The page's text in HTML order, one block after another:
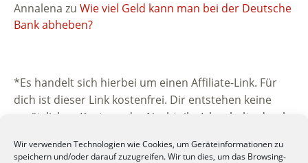
Wir verwenden Technologien wie Cookies, um Geräteinformationen zu
speichern und/oder darauf zuzugreifen. Wir tun dies, um das Browsing-
Annalena zu Wie viel Geld kann man bei der Deutsche
Bank abheben?
*Es handelt sich hierbei um einen Affiliate-Link. Für
dich ist dieser Link kostenfrei. Dir entstehen keine
zusätzlichen Kosten oder Nachteile. Ich erhalte durch
beworbenen Unternehmen. Vielen Dank für deine